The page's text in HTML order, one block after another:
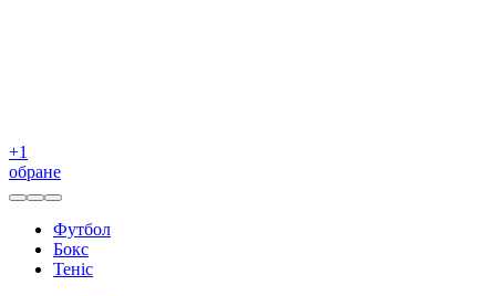
+1
обране
Футбол
Бокс
Теніс